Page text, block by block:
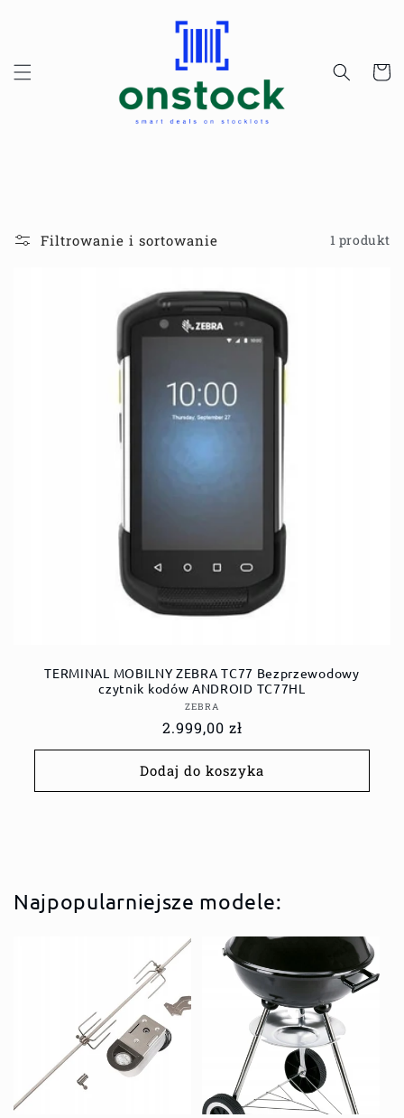
Koszyk
Filtrowanie i sortowanie 1 produkt
TERMINAL MOBILNY ZEBRA TC77 Bezprzewodowy
czytnik kodów ANDROID TC77HL
Dostawca:
ZEBRA
Cena
regularna
2.999,00 zł
Dodaj do koszyka
Najpopularniejsze modele: